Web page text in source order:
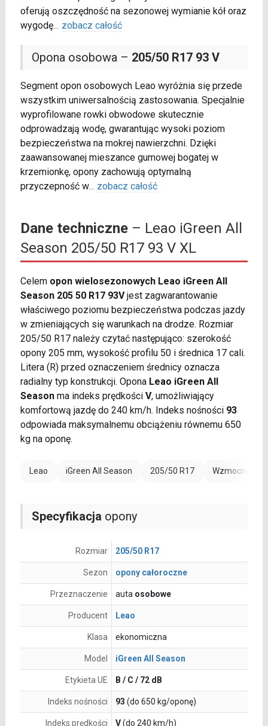
oferują oszczędność na sezonowej wymianie kół oraz
wygodę... zobacz całość
Opona osobowa – 205/50 R17 93 V
Segment opon osobowych Leao wyróżnia się przede
wszystkim uniwersalnością zastosowania. Specjalnie
wyprofilowane rowki obwodowe skutecznie
odprowadzają wodę, gwarantując wysoki poziom
bezpieczeństwa na mokrej nawierzchni. Dzięki
zaawansowanej mieszance gumowej bogatej w
krzemionkę, opony zachowują optymalną
przyczepność w... zobacz całość
Dane techniczne– Leao iGreen All
Season 205/50 R17 93 V XL
Celem opon wielosezonowych Leao iGreen All
Season 205 50 R17 93Vjest zagwarantowanie
właściwego poziomu bezpieczeństwa podczas jazdy
w zmieniających się warunkach na drodze. Rozmiar
205/50 R17 należy czytać następująco: szerokość
opony 205 mm, wysokość profilu 50 i średnica 17 cali.
Litera (R) przed oznaczeniem średnicy oznacza
radialny typ konstrukcji. Opona Leao iGreen All
Seasonma indeks prędkości V, umożliwiający
komfortową jazdę do 240 km/h. Indeks nośności 93
odpowiada maksymalnemu obciążeniu równemu 650
kg na oponę.
Leao iGreen All Season 205/50 R17 Wzmocnienie
Specyfikacja opony
Rozmiar 205/50 R17
Sezon opony całoroczne
Przeznaczenie auta osobowe
Producent Leao
Klasa ekonomiczna
Model iGreen All Season
Etykieta UE B / C / 72 dB
Indeks nośności 93 (do 650 kg/oponę)
Indeks prędkości V(do 240 km/h)